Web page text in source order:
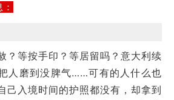
？等按手印？等居留吗？意大利续
人磨到没脾气……可有的人什么也
己入境时间的护照都没有，却拿到